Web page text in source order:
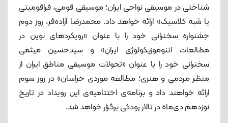
شناختی در موسیقی نواحی ایران؛ موسیقی قومی،‌ فراقومیتی
یا شبه کلاسیک» ارائه خواهد داد. محمدرضا آزاده‌فر، روز دوم
جشنواره سخنرانی خود را با عنوان «رویکردهای نوین در
مطالعات اتنوموزیکولوژی ایران» و سیدحسین میثمی
سخنرانی خود را با عنوان «تحولات موسیقی مناطق ایران از
منظر مردمی و هنری؛‌ مطالعه موردی خراسان» در روز سوم
ارائه خواهند داد و برنامه‌ی اختتامیه‌ی این رویداد در تاریخ
نوزدهم دی‌ماه در تالار رودکی برگزار خواهد شد.